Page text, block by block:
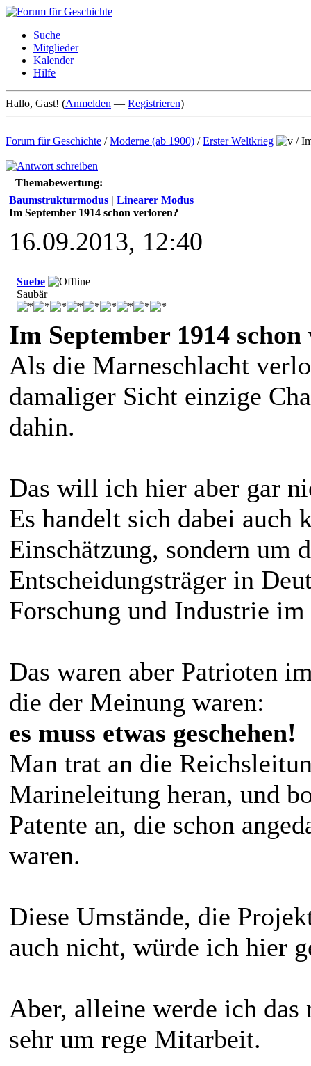
Suche
Mitglieder
Kalender
Hilfe
Hallo, Gast! (Anmelden — Registrieren)
Forum für Geschichte /Moderne (ab 1900) /Erster Weltkrieg /
Themabewertung:
Baumstrukturmodus | Linearer Modus
Im September 1914 schon verloren?
16.09.2013, 12:40
Suebe
Saubär
Im September 1914
Als die Marneschlacht
damaliger Sicht einzige
dahin.
Das will ich hier aber gar
Es handelt sich dabei auch
Einschätzung, sondern um
Entscheidungsträger in
Forschung und Industrie im
Das waren aber Patrioten
die der Meinung waren:
es muss etwas geschehen!
Man trat an die
Marineleitung heran, und
Patente an, die schon
waren.
Diese Umstände, die
auch nicht, würde ich hier
Aber, alleine werde ich
sehr um rege Mitarbeit.